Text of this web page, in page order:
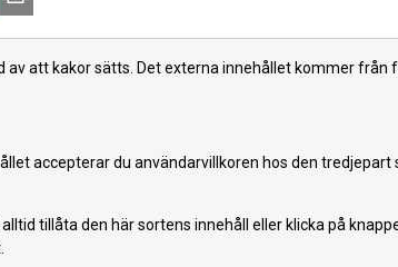
av att kakor sätts. Det externa innehållet kommer från
accepterar du användarvillkoren hos den tredjepart
tillåta den här sortens innehåll eller klicka på